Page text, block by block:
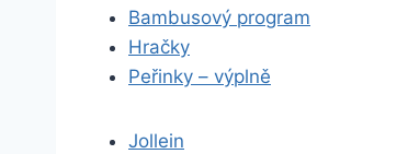
Bambusový program
Hračky
Peřinky – výplně
Jollein